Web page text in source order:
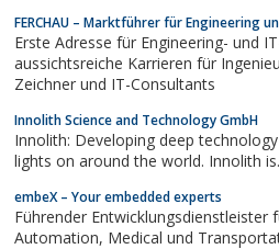
Emmendingen als eingetragener
in Freiburg in Süddeutschland
Team der Wirtschaftsförderung
hat ein offenes Ohr...
FERCHAU – Marktführer für Engineering
Erste Adresse für Engineering- und
aussichtsreiche Karrieren für Ingenieure, Techniker,
Zeichner und IT-Consultants
Innolith Science and Technology GmbH
Innolith: Developing deep
lights on around the world. Innolith
embeX – Your embedded experts
Führender Entwicklungsdienstleister
Automation, Medical und